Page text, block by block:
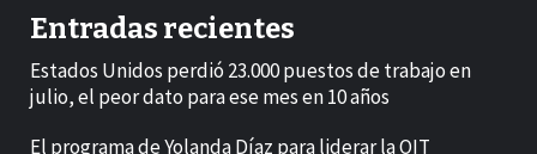
Entradas recientes
Estados Unidos perdió 23.000 puestos de trabajo en
julio, el peor dato para ese mes en 10 años
El programa de Yolanda Díaz para liderar la OIT